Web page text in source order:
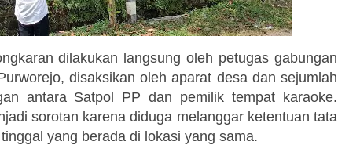
dilakukan langsung oleh petugas gabungan
disaksikan oleh aparat desa dan sejumlah
antara Satpol PP dan pemilik tempat karaoke.
sorotan karena diduga melanggar ketentuan tata
yang berada di lokasi yang sama.